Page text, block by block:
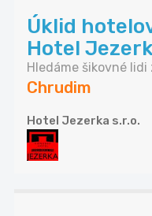
Úklid
Hotel
Hledáme šikovné
Chrudim
Hotel Jezerka s.r.o.